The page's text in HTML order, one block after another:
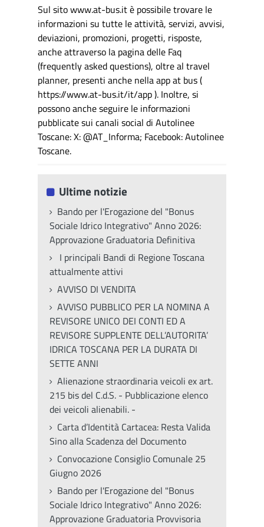
Sul sito www.at-bus.it è possibile trovare le
informazioni su tutte le attività, servizi, avvisi,
deviazioni, promozioni, progetti, risposte,
anche attraverso la pagina delle Faq
(frequently asked questions), oltre al travel
planner, presenti anche nella app at bus (
https://www.at-bus.it/it/app ). Inoltre, si
possono anche seguire le informazioni
pubblicate sui canali social di Autolinee
Toscane: X: @AT_Informa; Facebook: Autolinee
Toscane.
Ultime notizie
Bando per l'Erogazione del "Bonus
Sociale Idrico Integrativo" Anno 2026:
Approvazione Graduatoria Definitiva
I principali Bandi di Regione Toscana
attualmente attivi
AVVISO DI VENDITA
AVVISO PUBBLICO PER LA NOMINA A
REVISORE UNICO DEI CONTI ED A
REVISORE SUPPLENTE DELL’AUTORITA’
IDRICA TOSCANA PER LA DURATA DI
SETTE ANNI
Alienazione straordinaria veicoli ex art.
215 bis del C.d.S. - Pubblicazione elenco
dei veicoli alienabili. -
Carta d’Identità Cartacea: Resta Valida
Sino alla Scadenza del Documento
Convocazione Consiglio Comunale 25
Giugno 2026
Bando per l'Erogazione del "Bonus
Sociale Idrico Integrativo" Anno 2026:
Approvazione Graduatoria Provvisoria